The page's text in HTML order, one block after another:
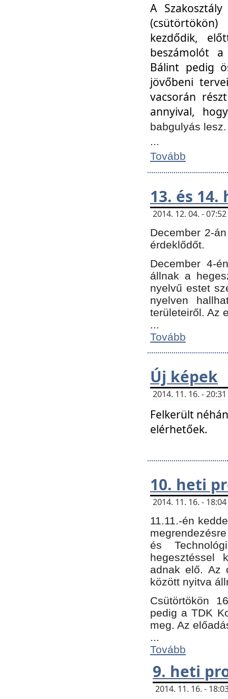
A
kezdődik,
beszámolót
Bálint pedig
jövőbeni
vacsorán
annyival,
babgulyás
...
Tovább
13. és
2014. 12. 04. -
December 2-
érdeklődőt.
December 4-
állnak a
nyelvű estet
nyelven
területeiről. Az
...
Tovább
Új képek
2014. 11. 16. -
Felkerült
elérhetőek.
10. heti
2014. 11. 16. -
11.11.-én
és
hegesztéssel
adnak elő. Az
között nyitva
Csütörtökön
pedig a TDK
meg. Az
...
Tovább
9. heti
2014. 11. 16. -